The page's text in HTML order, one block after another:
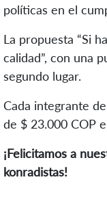
políticas en el
La propuesta “Si
calidad”, con una
segundo lugar.
Cada integrante
de $ 23.000 COP
¡Felicitamos a
konradistas!